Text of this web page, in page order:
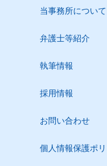
当事務所について
弁護士等紹介
執筆情報
採用情報
お問い合わせ
個人情報保護ポ